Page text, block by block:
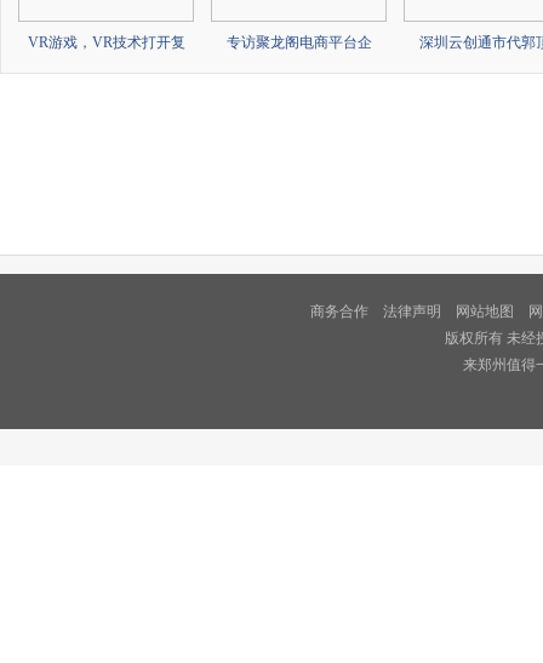
VR游戏，VR技术打开复 专访聚龙阁电商平台企 深圳云创通市代郭
商务合作 法律声明 网站地图
版权所有 未经
来郑州值得